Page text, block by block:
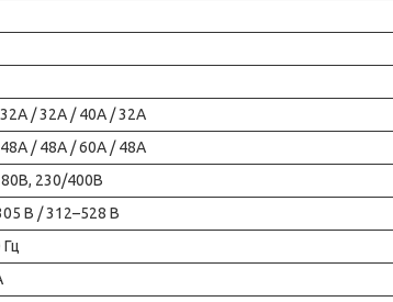
/ 32A / 40A / 32A
/ 48A / 60A / 48A
230/400В
В / 312–528 В